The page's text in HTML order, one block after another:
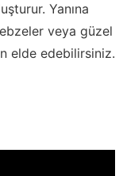
Yanına
veya güzel
elde edebilirsiniz.